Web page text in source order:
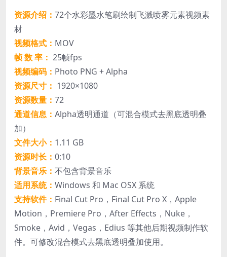
资源介绍： 72个水彩墨水笔刷绘制飞溅喷雾元素视频素
材
视频格式： MOV
帧 数 率： 25帧fps
视频编码： Photo PNG + Alpha
资源尺寸： 1920×1080
资源数量： 72
通道信息： Alpha透明通道（可混合模式去黑底透明叠
加）
文件大小： 1.11 GB
资源时长： 0:10
背景音乐： 不包含背景音乐
适用系统： Windows 和 Mac OSX 系统
支持软件： Final Cut Pro，Final Cut Pro X，Apple
Motion，Premiere Pro，After Effects，Nuke，
Smoke，Avid，Vegas，Edius 等其他后期视频制作软
件。可修改混合模式去黑底透明叠加使用。